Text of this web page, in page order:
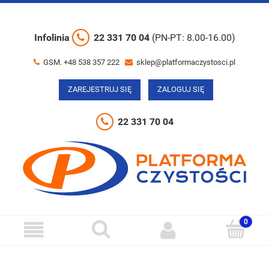
Infolinia 22 331 70 04 (PN-PT: 8.00-16.00)
GSM. +48 538 357 222 sklep@platformaczystosci.pl
ZAREJESTRUJ SIĘ ZALOGUJ SIĘ
22 331 70 04